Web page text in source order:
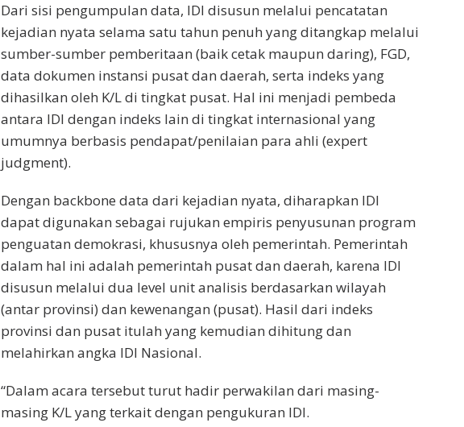
Dari sisi pengumpulan data, IDI disusun melalui pencatatan
kejadian nyata selama satu tahun penuh yang ditangkap melalui
sumber-sumber pemberitaan (baik cetak maupun daring), FGD,
data dokumen instansi pusat dan daerah, serta indeks yang
dihasilkan oleh K/L di tingkat pusat. Hal ini menjadi pembeda
antara IDI dengan indeks lain di tingkat internasional yang
umumnya berbasis pendapat/penilaian para ahli (expert
judgment).
Dengan backbone data dari kejadian nyata, diharapkan IDI
dapat digunakan sebagai rujukan empiris penyusunan program
penguatan demokrasi, khususnya oleh pemerintah. Pemerintah
dalam hal ini adalah pemerintah pusat dan daerah, karena IDI
disusun melalui dua level unit analisis berdasarkan wilayah
(antar provinsi) dan kewenangan (pusat). Hasil dari indeks
provinsi dan pusat itulah yang kemudian dihitung dan
melahirkan angka IDI Nasional.
“Dalam acara tersebut turut hadir perwakilan dari masing-
masing K/L yang terkait dengan pengukuran IDI.